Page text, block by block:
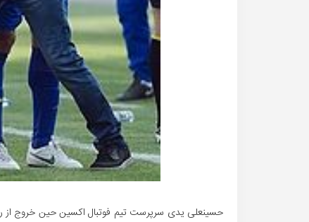
حسینعلی یدی سرپرست تیم فوتبال اکسین حین خروج از